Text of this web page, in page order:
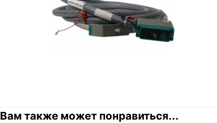
Вам также может понравиться...